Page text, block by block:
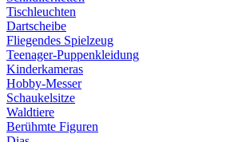
Tischleuchten
Dartscheibe
Fliegendes Spielzeug
Teenager-Puppenkleidung
Kinderkameras
Hobby-Messer
Schaukelsitze
Waldtiere
Berühmte Figuren